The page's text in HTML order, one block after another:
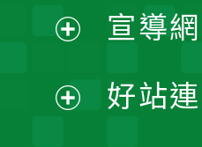
開
宣導
好站